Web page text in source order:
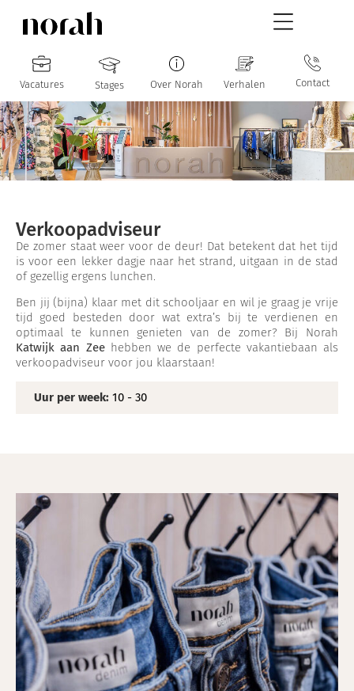
Vacatures Stages Over Norah Verhalen Contact
Verkoopadviseur
De zomer staat weer voor de deur! Dat betekent dat het tijd
is voor een lekker dagje naar het strand, uitgaan in de stad
of gezellig ergens lunchen.
Ben jij (bijna) klaar met dit schooljaar en wil je graag je vrije
tijd goed besteden door wat extra’s bij te verdienen en
optimaal te kunnen genieten van de zomer? Bij Norah
Katwijk aan Zee hebben we de perfecte vakantiebaan als
verkoopadviseur voor jou klaarstaan!
Uur per week: 10 - 30